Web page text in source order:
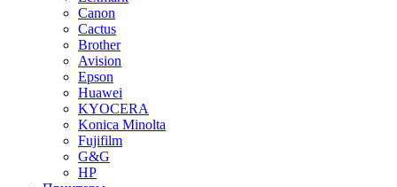
Canon
Cactus
Brother
Avision
Epson
Huawei
KYOCERA
Konica Minolta
Fujifilm
G&G
HP